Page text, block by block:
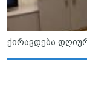
ქირავდება